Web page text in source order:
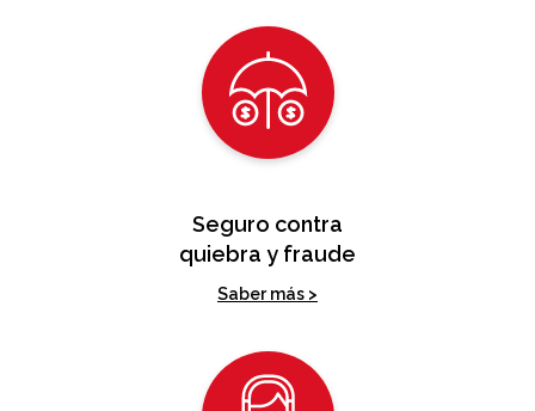
Seguro contra
quiebra y fraude
Saber más >